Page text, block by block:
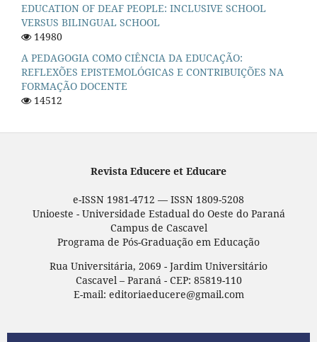
EDUCATION OF DEAF PEOPLE: INCLUSIVE SCHOOL
VERSUS BILINGUAL SCHOOL
14980
A PEDAGOGIA COMO CIÊNCIA DA EDUCAÇÃO:
REFLEXÕES EPISTEMOLÓGICAS E CONTRIBUIÇÕES NA
FORMAÇÃO DOCENTE
14512
Revista Educere et Educare
e-ISSN 1981-4712 — ISSN 1809-5208
Unioeste - Universidade Estadual do Oeste do Paraná
Campus de Cascavel
Programa de Pós-Graduação em Educação
Rua Universitária, 2069 - Jardim Universitário
Cascavel – Paraná - CEP: 85819-110
E-mail: editoriaeducere@gmail.com